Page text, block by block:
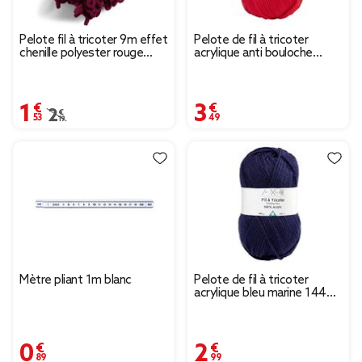
Pelote fil à tricoter 9m effet
chenille polyester rouge
1,53 €
Prix remisé de 2,19 € à 1,53 €
2,19 €
Pelote de fil à tricoter
acrylique anti bouloche
3,49 €
Mètre pliant 1m blanc
0,89 €
Pelote de fil à tricoter
acrylique bleu marine 144m
2,99 €